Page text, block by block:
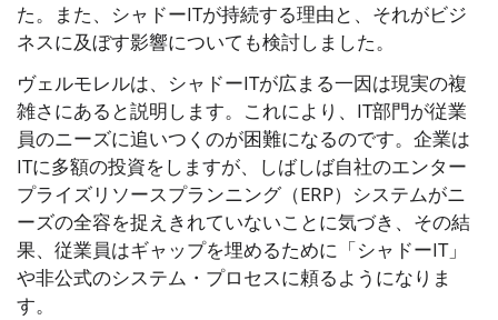
た。また、シャドーITが持続する理由と、それがビジ
ネスに及ぼす影響についても検討しました。
ヴェルモレルは、シャドーITが広まる一因は現実の複
雑さにあると説明します。これにより、IT部門が従業
員のニーズに追いつくのが困難になるのです。企業は
ITに多額の投資をしますが、しばしば自社のエンター
プライズリソースプランニング（ERP）システムがニ
ーズの全容を捉えきれていないことに気づき、その結
果、従業員はギャップを埋めるために「シャドーIT」
や非公式のシステム・プロセスに頼るようになりま
す。